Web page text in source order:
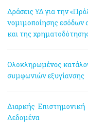
Δράσεις ΥΔ για την
νομιμοποίησης εσόδων
και της
Ολοκληρωμένος
συμφωνιών εξυγίανσης
Διαρκής
Δεδομένα